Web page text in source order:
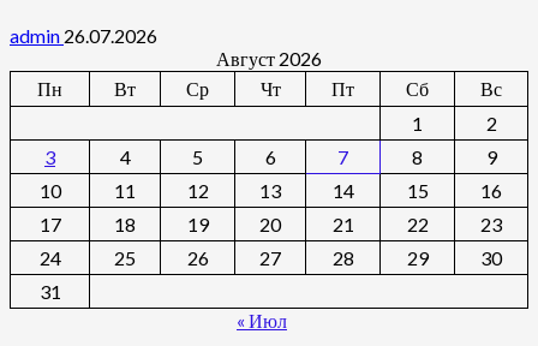
admin 26.07.2026
Август 2026
Пн
Вт Ср Чт Пт Сб
Вс
1
2
3
4 5 6 7 8
9
10
11 12 13 14 15
16
17
18 19 20 21 22
23
24
25 26 27 28 29
30
31
« Июл